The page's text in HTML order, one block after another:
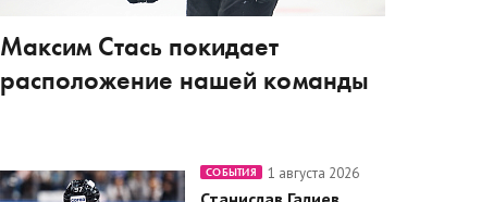
Максим Стась покидает
расположение нашей команды
СОБЫТИЯ 1 августа 2026